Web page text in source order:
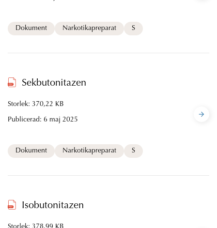
Dokument Narkotikapreparat S
Sekbutonitazen
Storlek: 370,22 KB
Publicerad: 6 maj 2025
Dokument Narkotikapreparat S
Isobutonitazen